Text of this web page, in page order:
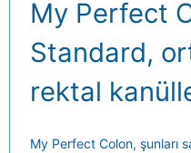
My Perfect
Standard,
rektal
My Perfect Colon, şunları